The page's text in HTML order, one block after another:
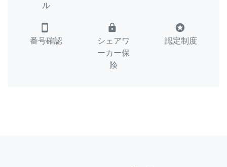
ル
smartphone
番号確認
lock
シェアワ
ーカー保
険
stars
認定制度